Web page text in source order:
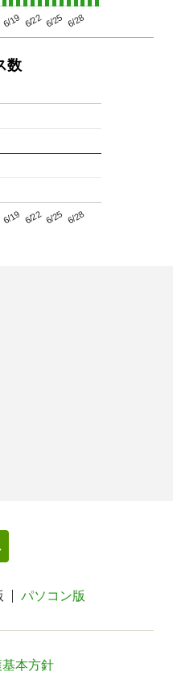
6/19 6/22 6/25 6/28
数
6/19 6/22 6/25 6/28
パソコン版
本方針